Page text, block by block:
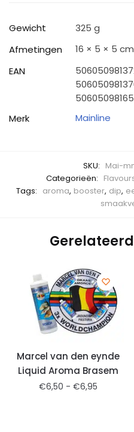
Gewicht
325 g
Afmetingen
16 × 5 × 5 cm
EAN
Merk
Mainline
SKU: Mai-
Categorieën:
Tags: aroma, booster, dip,
Marcel van den eynde
Liquid Aroma Brasem
€6,50 - €6,95